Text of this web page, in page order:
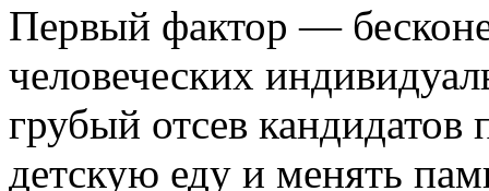
Первый фактор —
человеческих
грубый отсев
детскую еду и менять